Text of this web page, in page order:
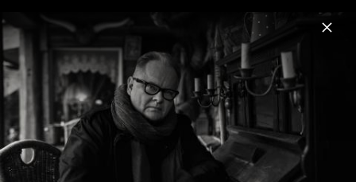
Menu
Heinz Rudolf Kunze
Home News Musik Termine Fotos Biografie
Heinz-Rudolf Kunze (Impressionen)